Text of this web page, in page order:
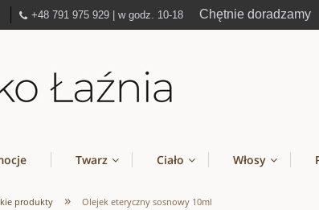
+48 791 975 929 | w godz. 10-18 Chętnie
Twarz Ciało Włosy
produkty » Olejek eteryczny sosnowy 10ml